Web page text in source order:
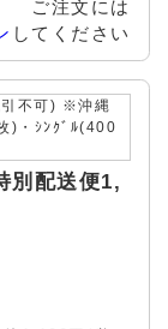
ご注文には
してください
引不可) ※沖縄
)・ｼﾝｸﾞﾙ(400
別配送便1,